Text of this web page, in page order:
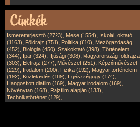
Ismeretterjesztő (2723), Mese (1554), Iskolai, oktató
(1163), Földrajz (751), Politika (610), Mezőgazdaság
(452), Biológia (450), Szakoktató (398), Történelem
(344), Ipar (324), Ifjúsági (308), Magyarország földrajza
(303), Életrajz (277), Művészet (251), Képzőművészet
(229), Irodalom (200), Fizika (192), Magyar történelem
(192), Közlekedés (189), Egészségügy (174),
Hangosított diafilm (169), Magyar irodalom (169),
Növénytan (168), Rajzfilm alapján (133),
Technikatörténet (129),